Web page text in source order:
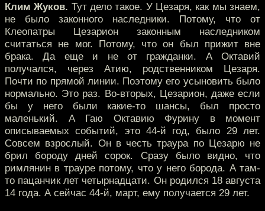
Клим Жуков. Тут дело такое. У Цезаря, как мы знаем,
не было законного наследники. Потому, что от
Клеопатры Цезарион законным наследником
считаться не мог. Потому, что он был прижит вне
брака. Да еще и не от гражданки. А Октавий
получался, через Атию, родственником Цезаря.
Почти по прямой линии. Поэтому его усыновить было
нормально. Это раз. Во-вторых, Цезарион, даже если
бы у него были какие-то шансы, был просто
маленький. А Гаю Октавию Фурину в момент
описываемых событий, это 44-й год, было 29 лет.
Совсем взрослый. Он в честь траура по Цезарю не
брил бороду дней сорок. Сразу было видно, что
римлянин в трауре потому, что у него борода. А там-
то пацанчик лет четырнадцати. Он родился 18 августа
14 года. А сейчас 44-й, март, ему получается 29 лет.